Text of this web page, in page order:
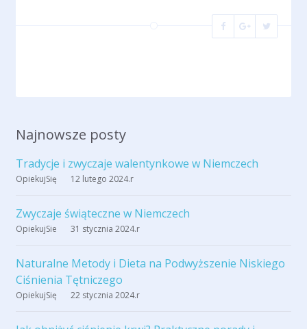
Najnowsze posty
Tradycje i zwyczaje walentynkowe w Niemczech
OpiekujSię 12 lutego 2024.r
Zwyczaje świąteczne w Niemczech
OpiekujSie 31 stycznia 2024.r
Naturalne Metody i Dieta na Podwyższenie Niskiego
Ciśnienia Tętniczego
OpiekujSię 22 stycznia 2024.r